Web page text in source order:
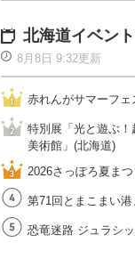
北海道イベン
8月8日 9:32更新
赤れんがサマーフェ
特別展「光と遊ぶ
美術館」(北海道)
2026さっぽろ夏ま
第71回とまこまい港
恐竜迷路 ジュラシ